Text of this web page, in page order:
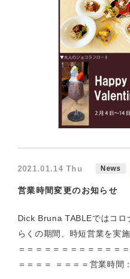
2021.01.14 Thu News
営業時間変更のお知らせ
Dick Bruna TABLEではコロ
らくの期間、時短営業を実
＝＝＝＝＝＝＝＝＝＝＝＝
＝＝＝＝ ＝＝＝＝営業時間